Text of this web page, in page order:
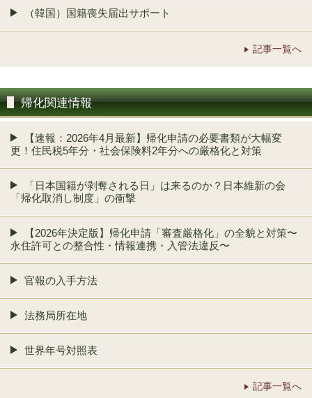
（韓国）国籍喪失届出サポート
記事一覧へ
帰化関連情報
【速報：2026年4月最新】帰化申請の必要書類が大幅変
更！住民税5年分・社会保険料2年分への厳格化と対策
「日本国籍が剥奪される日」は来るのか？日本維新の会
「帰化取消し制度」の衝撃
【2026年決定版】帰化申請「審査厳格化」の全貌と対策〜
永住許可との整合性・情報連携・入管法違反〜
官報の入手方法
法務局所在地
世界年号対照表
記事一覧へ